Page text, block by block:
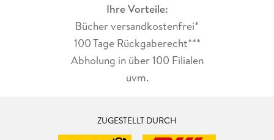
Ihre Vorteile:
Bücher versandkostenfrei*
100 Tage Rückgaberecht***
Abholung in über 100 Filialen
uvm.
ZUGESTELLT DURCH